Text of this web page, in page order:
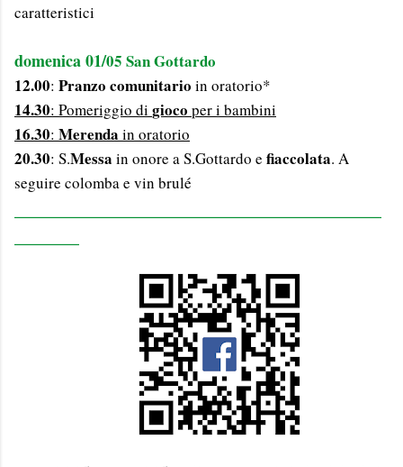
caratteristici
domenica 01/05 San Gottardo
12.00: Pranzo comunitario in oratorio*
14.30: Pomeriggio di gioco per i bambini
16.30: Merenda in oratorio
20.30: S.Messa in onore a S.Gottardo e fiaccolata. A
seguire colomba e vin brulé